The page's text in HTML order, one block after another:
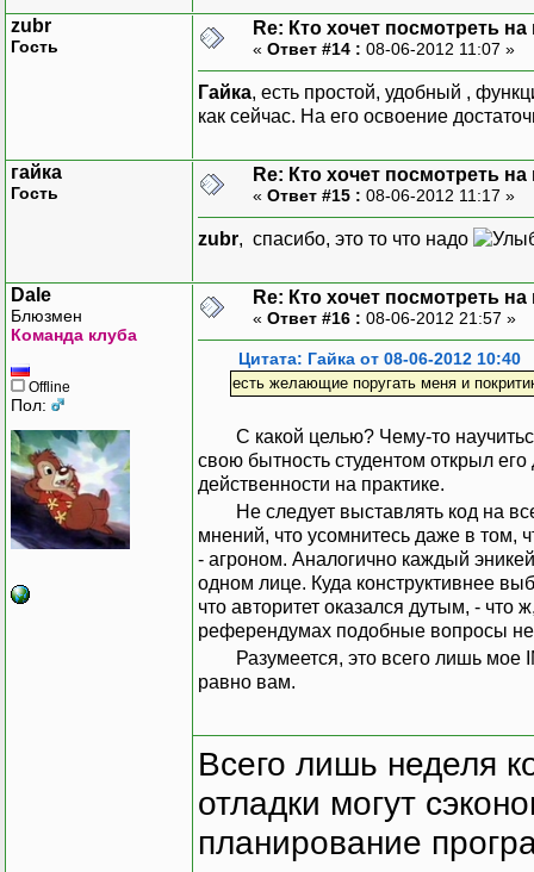
zubr
Гость
Re: Кто хочет посмотреть
« Ответ #14 : 08-06-2012 11:07 »
Гайка, есть простой, удобный ,
как сейчас. На его освоение
гайка
Гость
Re: Кто хочет посмотреть
« Ответ #15 : 08-06-2012 11:17 »
zubr, спасибо, это то что надо
Dale
Блюзмен
Команда клуба
Offline
Пол:
Re: Кто хочет посмотреть
« Ответ #16 : 08-06-2012 21:57 »
Цитата: Гайка от 08-06-2012 10:40
есть желающие поругать меня и
С какой целью? Чему-то научиться? В таком случае осмелюсь предложить совет человека, который в
свою бытность студентом открыл
действенности на практике.
Не следует выставлять код на всеобщее обсуждение - получите в ответ столько взаимоисключающих
мнений, что усомнитесь даже в том,
- агроном. Аналогично каждый
одном лице. Куда конструктивнее
что авторитет оказался дутым, - что
референдумах подобные вопросы
Разумеется, это всего лишь мое IMHO, хоть и неоднократно проверенное на практике. Решать все
равно вам.
Всего лишь неделя
отладки могут
планирование